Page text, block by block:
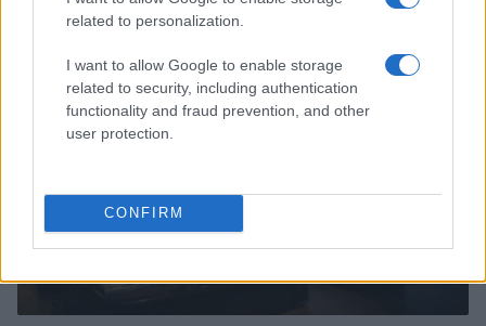
related to personalization.
I want to allow Google to enable storage
related to security, including authentication
functionality and fraud prevention, and other
user protection.
CONFIRM